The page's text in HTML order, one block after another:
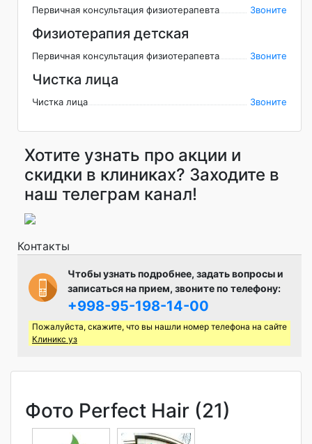
Первичная консультация физиотерапевта Звоните
Физиотерапия детская
Первичная консультация физиотерапевта Звоните
Чистка лица
Чистка лица Звоните
Хотите узнать про акции и
скидки в клиниках? Заходите в
наш телеграм канал!
Контакты
Чтобы узнать подробнее, задать вопросы и
записаться на прием, звоните по телефону:
+998-95-198-14-00
Пожалуйста, скажите, что вы нашли номер телефона на сайте
Клиникс уз
Фото Perfect Hair (21)